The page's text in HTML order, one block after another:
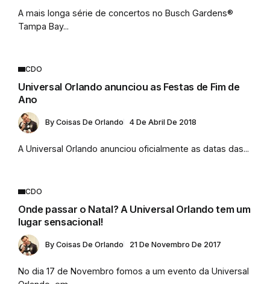
A mais longa série de concertos no Busch Gardens®
Tampa Bay...
CDO
Universal Orlando anunciou as Festas de Fim de
Ano
By Coisas De Orlando 4 De Abril De 2018
A Universal Orlando anunciou oficialmente as datas das...
CDO
Onde passar o Natal? A Universal Orlando tem um
lugar sensacional!
By Coisas De Orlando 21 De Novembro De 2017
No dia 17 de Novembro fomos a um evento da Universal